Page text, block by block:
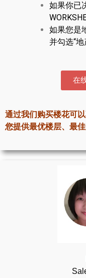
怡陶碧谷社区介绍
怡陶碧谷楼花项目
密西沙加楼花项目
列治文山楼花项目
旺市楼花项目
如果你已
如果您是
并勾选“地
在
通过我们购买楼花可
您提供最优楼层、最